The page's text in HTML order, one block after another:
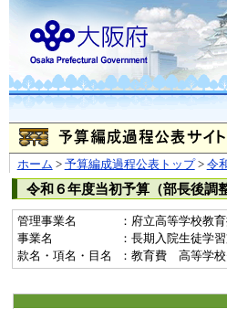
ホーム > 予算編成過程公表トップ> 令
令和６年度当初予算（部長後
管理事業名
：府立高等学校教
事業名
：長期入院生徒学
款名・項名・目名
：教育費 高等学